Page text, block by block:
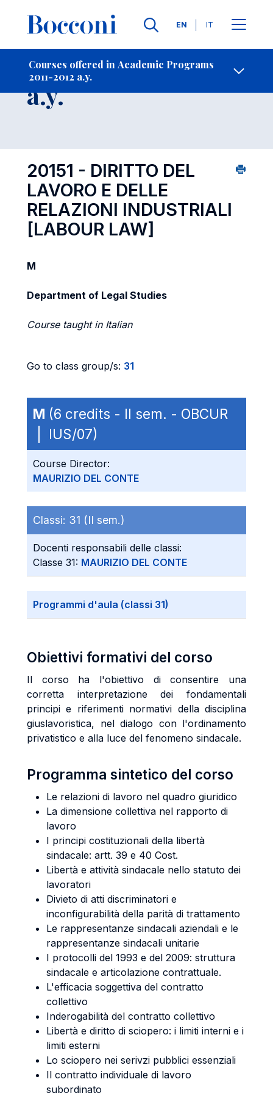
Languages
EN IT
Courses offered in Academic Programs
2011-2012 a.y.
- Contact Us
Course 2011-2012
a.y.
20151 - DIRITTO DEL
LAVORO E DELLE
RELAZIONI INDUSTRIALI
[LABOUR LAW]
M
Department of Legal Studies
Course taught in Italian
Go to class group/s: 31
M (6 credits - II sem. - OBCUR
| IUS/07)
Course Director:
MAURIZIO DEL CONTE
Classi: 31 (II sem.)
Docenti responsabili delle classi:
Classe 31: MAURIZIO DEL CONTE
Programmi d'aula (classi 31)
Obiettivi formativi del corso
Il corso ha l'obiettivo di consentire una
corretta interpretazione dei fondamentali
principi e riferimenti normativi della disciplina
giuslavoristica, nel dialogo con l'ordinamento
privatistico e alla luce del fenomeno sindacale.
Programma sintetico del corso
Le relazioni di lavoro nel quadro giuridico
La dimensione collettiva nel rapporto di
lavoro
I principi costituzionali della libertà
sindacale: artt. 39 e 40 Cost.
Libertà e attività sindacale nello statuto dei
lavoratori
Divieto di atti discriminatori e
inconfigurabilità della parità di trattamento
Le rappresentanze sindacali aziendali e le
rappresentanze sindacali unitarie
I protocolli del 1993 e del 2009: struttura
sindacale e articolazione contrattuale.
L'efficacia soggettiva del contratto
collettivo
Inderogabilità del contratto collettivo
Libertà e diritto di sciopero: i limiti interni e i
limiti esterni
Lo sciopero nei serivzi pubblici essenziali
Il contratto individuale di lavoro
subordinato